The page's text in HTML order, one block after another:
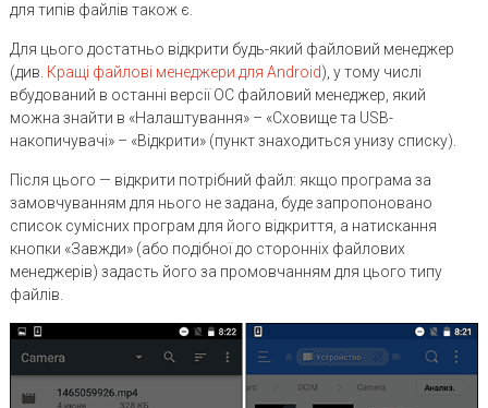
для типів файлів також є.
Для цього достатньо відкрити будь-який файловий менеджер
(див. Кращі файлові менеджери для Android), у тому числі
вбудований в останні версії ОС файловий менеджер, який
можна знайти в «Налаштування» – «Сховище та USB-
накопичувачі» – «Відкрити» (пункт знаходиться унизу списку).
Після цього — відкрити потрібний файл: якщо програма за
замовчуванням для нього не задана, буде запропоновано
список сумісних програм для його відкриття, а натискання
кнопки «Завжди» (або подібної до сторонніх файлових
менеджерів) задасть його за промовчанням для цього типу
файлів.